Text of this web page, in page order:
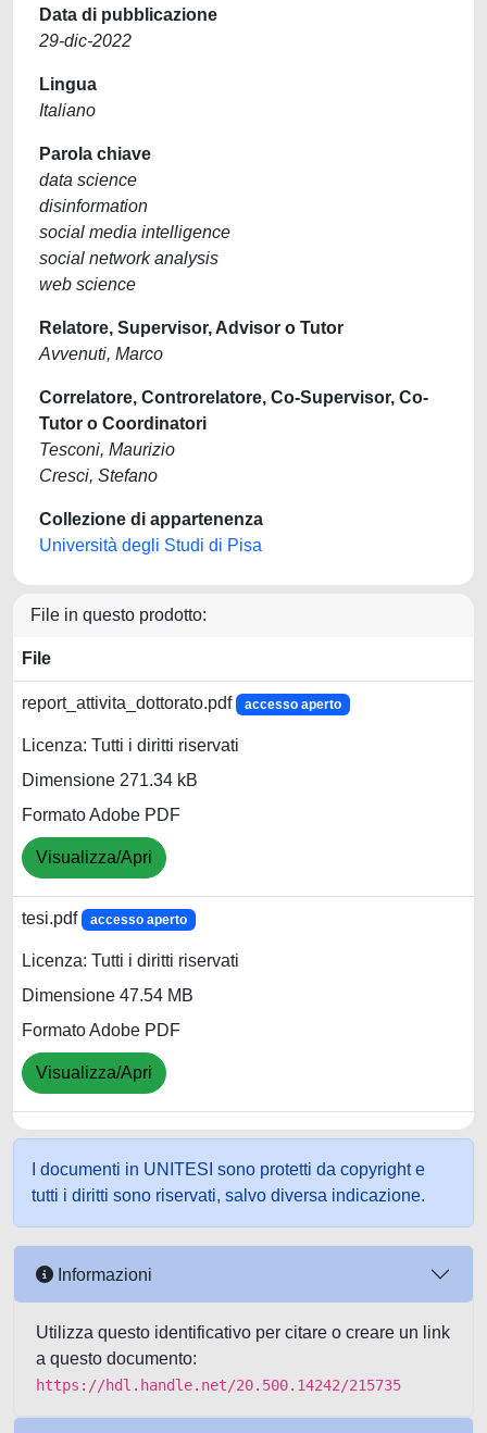
Data di pubblicazione
29-dic-2022
Lingua
Italiano
Parola chiave
data science
disinformation
social media intelligence
social network analysis
web science
Relatore, Supervisor, Advisor o Tutor
Avvenuti, Marco
Correlatore, Controrelatore, Co-Supervisor, Co-
Tutor o Coordinatori
Tesconi, Maurizio
Cresci, Stefano
Collezione di appartenenza
Università degli Studi di Pisa
File in questo prodotto:
File
report_attivita_dottorato.pdf accesso aperto
Licenza: Tutti i diritti riservati
Dimensione 271.34 kB
Formato Adobe PDF
Visualizza/Apri
tesi.pdf accesso aperto
Licenza: Tutti i diritti riservati
Dimensione 47.54 MB
Formato Adobe PDF
Visualizza/Apri
I documenti in UNITESI sono protetti da copyright e
tutti i diritti sono riservati, salvo diversa indicazione.
Informazioni
Utilizza questo identificativo per citare o creare un link
a questo documento:
https://hdl.handle.net/20.500.14242/215735